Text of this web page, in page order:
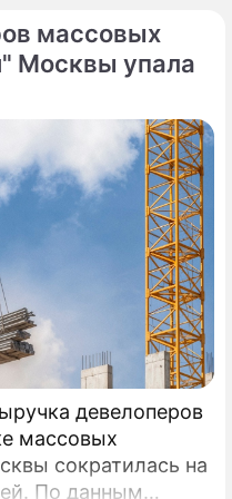
массовых
Москвы упала
девелоперов
массовых
сократилась на
По данным